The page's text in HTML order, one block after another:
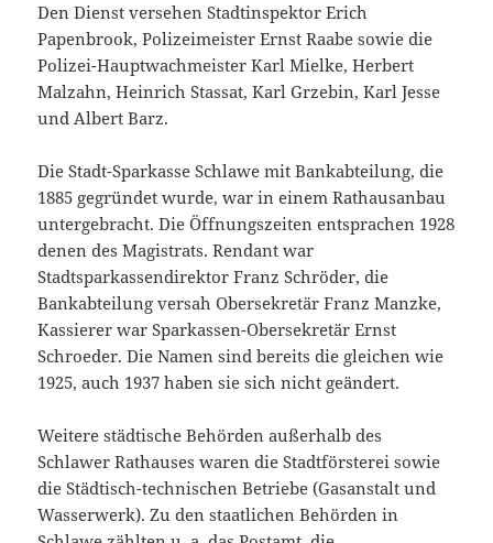
Den Dienst versehen Stadtinspektor Erich
Papenbrook, Polizeimeister Ernst Raabe sowie die
Polizei-Hauptwachmeister Karl Mielke, Herbert
Malzahn, Heinrich Stassat, Karl Grzebin, Karl Jesse
und Albert Barz.
Die Stadt-Sparkasse Schlawe mit Bankabteilung, die
1885 gegründet wurde, war in einem Rathausanbau
untergebracht. Die Öffnungszeiten entsprachen 1928
denen des Magistrats. Rendant war
Stadtsparkassendirektor Franz Schröder, die
Bankabteilung versah Obersekretär Franz Manzke,
Kassierer war Sparkassen-Obersekretär Ernst
Schroeder. Die Namen sind bereits die gleichen wie
1925, auch 1937 haben sie sich nicht geändert.
Weitere städtische Behörden außerhalb des
Schlawer Rathauses waren die Stadtförsterei sowie
die Städtisch-technischen Betriebe (Gasanstalt und
Wasserwerk). Zu den staatlichen Behörden in